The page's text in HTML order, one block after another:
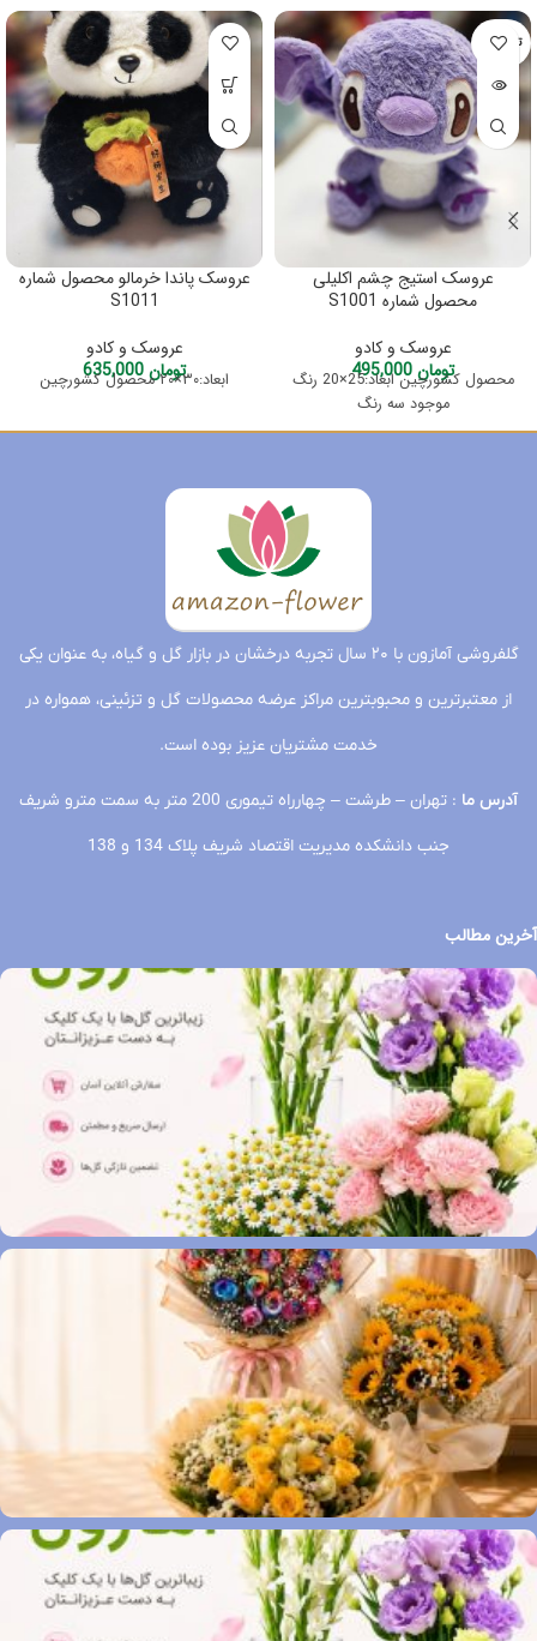
تمام شده
عروسک استیج چشم اکلیلی
محصول شماره S1001
عروسک و کادو
تومان
محصول کشورچین ابعاد:25×20 رنگ
موجود سه رنگ
عروسک پاندا خرمالو محصول شماره
S1011
عروسک و کادو
تومان ابعاد:۳۰×۲۰ محصول کشورچین
گلفروشی آمازون با ۲۰ سال تجربه درخشان در بازار گل و گیاه، به عنوان یکی
از معتبرترین و محبوبترین مراکز عرضه محصولات گل و تزئینی، همواره در
خدمت مشتریان عزیز بوده است.
آدرس ما
: تهران – طرشت – چهارراه تیموری 200 متر به سمت مترو شریف
جنب دانشکده مدیریت اقتصاد شریف پلاک 134 و 138
آخرین مطالب